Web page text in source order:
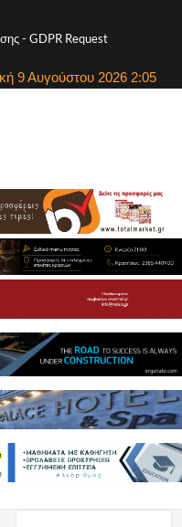
- GDPR Request
9 Αυγούστου 2026 2:05